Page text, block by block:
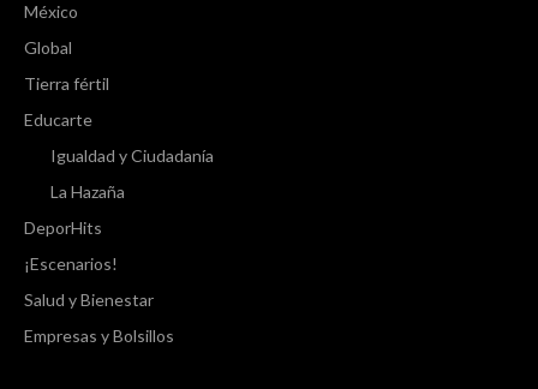
México
Global
Tierra fértil
Educarte
Igualdad y Ciudadanía
La Hazaña
DeporHits
¡Escenarios!
Salud y Bienestar
Empresas y Bolsillos